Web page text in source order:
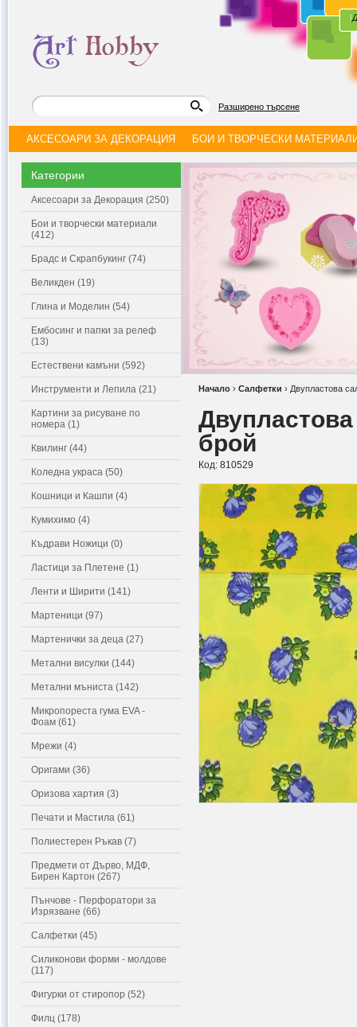
|
Разширено търсене
АКСЕСОАРИ ЗА ДЕКОРАЦИЯ БОИ И ТВОРЧЕСКИ
Категории
Аксесоари за Декорация (250)
Бои и творчески материали
(412)
Брадс и Скрапбукинг (74)
Великден (19)
Глина и Моделин (54)
Ембосинг и папки за релеф
(13)
Естествени камъни (592)
Инструменти и Лепила (21)
Картини за рисуване по
номера (1)
Квилинг (44)
Коледна украса (50)
Кошници и Кашпи (4)
Кумихимо (4)
Къдрави Ножици (0)
Ластици за Плетене (1)
Ленти и Ширити (141)
Мартеници (97)
Мартенички за деца (27)
Метални висулки (144)
Метални мъниста (142)
Микропореста гума EVA -
Фоам (61)
Мрежи (4)
Оригами (36)
Оризова хартия (3)
Печати и Мастила (61)
Полиестерен Ръкав (7)
Предмети от Дърво, МДФ,
Бирен Картон (267)
Пънчове - Перфоратори за
Изрязване (66)
Салфетки (45)
Силиконови форми - молдове
(117)
Фигурки от стиропор (52)
Филц (178)
Начало › Салфетки › Двупластова
брой
Код: 810529